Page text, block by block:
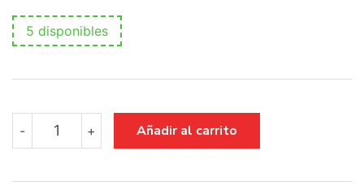
5 disponibles
-
logic
board
10133a
+ Añadir al carrito